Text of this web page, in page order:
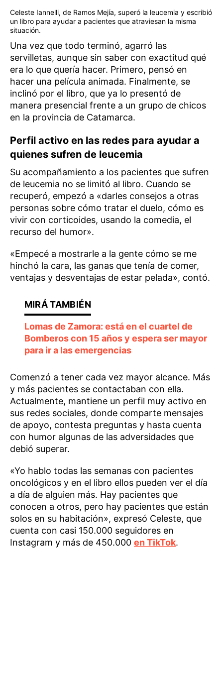
Celeste Iannelli, de Ramos Mejía, superó la leucemia y escribió
un libro para ayudar a pacientes que atraviesan la misma
situación.
Una vez que todo terminó, agarró las
servilletas, aunque sin saber con exactitud qué
era lo que quería hacer. Primero, pensó en
hacer una película animada. Finalmente, se
inclinó por el libro, que ya lo presentó de
manera presencial frente a un grupo de chicos
en la provincia de Catamarca.
Perfil activo en las redes para ayudar a
quienes sufren de leucemia
Su acompañamiento a los pacientes que sufren
de leucemia no se limitó al libro. Cuando se
recuperó, empezó a «darles consejos a otras
personas sobre cómo tratar el duelo, cómo es
vivir con corticoides, usando la comedia, el
recurso del humor».
«Empecé a mostrarle a la gente cómo se me
hinchó la cara, las ganas que tenía de comer,
ventajas y desventajas de estar pelada», contó.
Lomas de Zamora: está en el cuartel de
Bomberos con 15 años y espera ser mayor
para ir a las emergencias
Comenzó a tener cada vez mayor alcance. Más
y más pacientes se contactaban con ella.
Actualmente, mantiene un perfil muy activo en
sus redes sociales, donde comparte mensajes
de apoyo, contesta preguntas y hasta cuenta
con humor algunas de las adversidades que
debió superar.
«Yo hablo todas las semanas con pacientes
oncológicos y en el libro ellos pueden ver el día
a día de alguien más. Hay pacientes que
conocen a otros, pero hay pacientes que están
solos en su habitación», expresó Celeste, que
cuenta con casi 150.000 seguidores en
Instagram y más de 450.000 en TikTok.